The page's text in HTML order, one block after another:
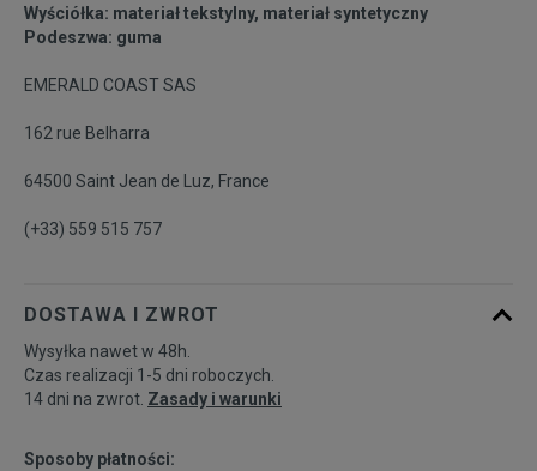
Wyściółka: materiał tekstylny, materiał syntetyczny
Podeszwa: guma
EMERALD COAST SAS
162 rue Belharra
64500 Saint Jean de Luz, France
(+33) 559 515 757
DOSTAWA I ZWROT
Wysyłka nawet w 48h.
Czas realizacji 1-5 dni roboczych.
14 dni na zwrot. Zasady i warunki
Sposoby płatności: